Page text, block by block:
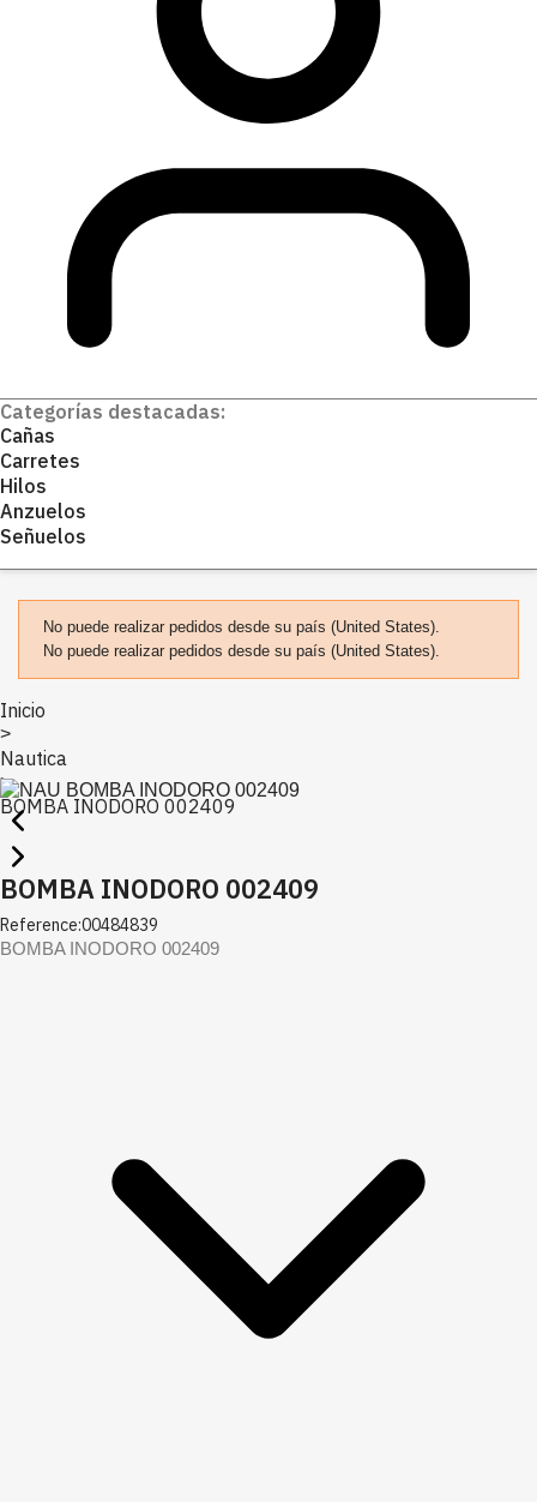
Categorías destacadas:
Cañas
Carretes
Hilos
Anzuelos
Señuelos
No puede realizar pedidos desde su país (United States).
No puede realizar pedidos desde su país (United States).
Inicio
>
Nautica
>
BOMBA INODORO 002409
BOMBA INODORO 002409
Reference:00484839
BOMBA INODORO 002409